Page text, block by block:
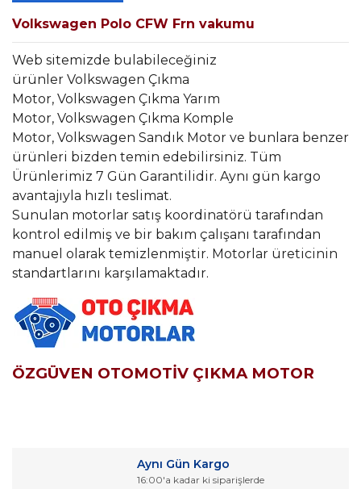
Volkswagen Polo CFW Frn vakumu
Web sitemizde bulabileceğiniz
ürünler Volkswagen Çıkma
Motor, Volkswagen Çıkma Yarım
Motor, Volkswagen Çıkma Komple
Motor, Volkswagen Sandık Motor ve bunlara benzer
ürünleri bizden temin edebilirsiniz. Tüm
Ürünlerimiz 7 Gün Garantilidir. Aynı gün kargo
avantajıyla hızlı teslimat.
Sunulan motorlar satış koordinatörü tarafından
kontrol edilmiş ve bir bakım çalışanı tarafından
manuel olarak temizlenmiştir. Motorlar üreticinin
standartlarını karşılamaktadır.
ÖZGÜVEN OTOMOTİV ÇIKMA MOTOR
Görüş ve önerileriniz için teşekkür ederiz.
Aynı Gün Kargo
16:00'a kadar ki siparişlerde